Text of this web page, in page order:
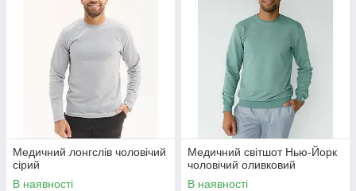
Медичний лонгслів чоловічий
сірий
В наявності
Медичний світшот Нью-Йорк
чоловічий оливковий
В наявності